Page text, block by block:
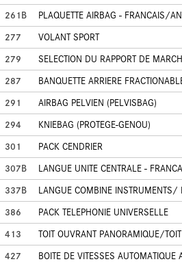
261B
PLAQUETTE AIRBAG - FRANCAIS/
277
VOLANT SPORT
279
SELECTION DU RAPPORT DE
287
BANQUETTE ARRIERE
291
AIRBAG PELVIEN (PELVISBAG)
294
KNIEBAG (PROTEGE-GENOU)
301
PACK CENDRIER
307B
LANGUE UNITE CENTRALE -
337B
LANGUE COMBINE INSTRUMENTS/
386
PACK TELEPHONIE UNIVERSELLE
413
TOIT OUVRANT PANORAMIQUE/
427
BOITE DE VITESSES AUTOMATIQUE